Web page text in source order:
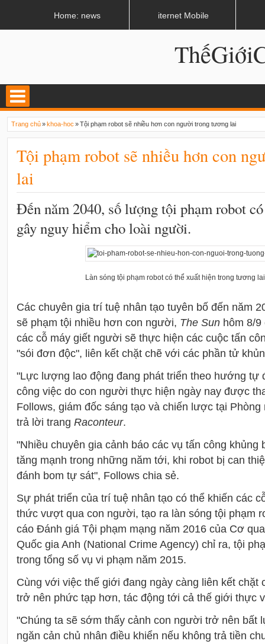
Trang chủ»khoa-hoc »Tội phạm robot sẽ nhiều hơn con người trong tương lai
Tội phạm robot sẽ nhiều hơn con
lai
Đến năm 2040, số lượng tội phạm robot
gây nguy hiểm cho loài người.
Làn sóng tội phạm robot có thể xuất hiện trong tương
Các chuyên gia trí tuệ nhân tạo tuyên bố đến năm
sẽ phạm tội nhiều hơn con người, The Sun hôm 8/
các cỗ máy giết người sẽ thực hiện các cuộc tấn
"sói đơn độc", liên kết chặt chẽ với các phần tử
"Lực lượng lao động đang phát triển theo hướng tự
công việc do con người thực hiện ngày nay được
Follows, giám đốc sáng tạo và chiến lược tại
trả lời trang Raconteur.
"Nhiều chuyên gia cảnh báo các vụ tấn công khủng
tăng mạnh trong những năm tới, khi robot bị can
đánh bom tự sát", Follows chia sẻ.
Sự phát triển của trí tuệ nhân tạo có thể khiến các
thức vượt qua con người, tạo ra làn sóng tội phạm
cáo Đánh giá Tội phạm mạng năm 2016 của Cơ
Quốc gia Anh (National Crime Agency) chỉ ra, tội
trong tổng số vụ vi phạm năm 2015.
Cùng với việc thế giới đang ngày càng liên kết chặt
trở nên phức tạp hơn, tác động tới cả thế giới thực
"Chúng ta sẽ sớm thấy cảnh con người trở nên bất
ngăn cản chủ nhân điều khiển nếu không trả tiền
Home: news iternet Mobile